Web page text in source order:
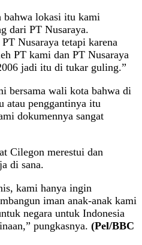
bahwa lokasi itu kami
dari PT Nusaraya.
Nusaraya tetapi karena
PT kami dan PT Nusaraya
jadi itu di tukar guling.”
bersama wali kota bahwa di
atau penggantinya itu
dokumennya sangat
Cilegon merestui dan
di sana.
kami hanya ingin
iman anak-anak kami
negara untuk Indonesia
pungkasnya. (Pel/BBC